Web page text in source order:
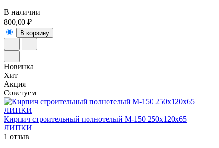
В наличии
800,00 ₽
В корзину
Новинка
Хит
Акция
Советуем
Кирпич строительный полнотелый М-150 250x120x65
ЛИПКИ
1 отзыв